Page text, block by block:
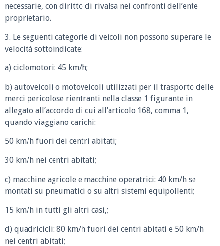
necessarie, con diritto di rivalsa nei confronti dell’ente
proprietario.
3. Le seguenti categorie di veicoli non possono superare le
velocità sottoindicate:
a) ciclomotori: 45 km/h;
b) autoveicoli o motoveicoli utilizzati per il trasporto delle
merci pericolose rientranti nella classe 1 figurante in
allegato all’accordo di cui all’articolo 168, comma 1,
quando viaggiano carichi:
50 km/h fuori dei centri abitati;
30 km/h nei centri abitati;
c) macchine agricole e macchine operatrici: 40 km/h se
montati su pneumatici o su altri sistemi equipollenti;
15 km/h in tutti gli altri casi,;
d) quadricicli: 80 km/h fuori dei centri abitati e 50 km/h
nei centri abitati;